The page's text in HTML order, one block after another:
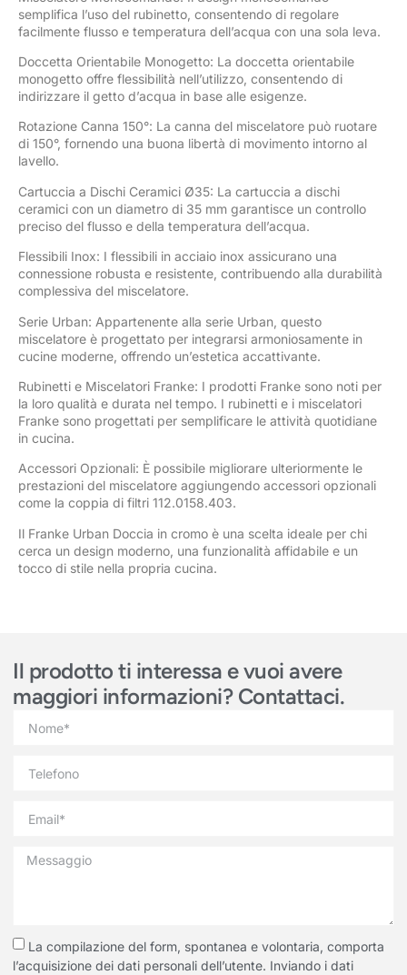
semplifica l’uso del rubinetto, consentendo di regolare
facilmente flusso e temperatura dell’acqua con una sola leva.
Doccetta Orientabile Monogetto: La doccetta orientabile
monogetto offre flessibilità nell’utilizzo, consentendo di
indirizzare il getto d’acqua in base alle esigenze.
Rotazione Canna 150°: La canna del miscelatore può ruotare
di 150°, fornendo una buona libertà di movimento intorno al
lavello.
Cartuccia a Dischi Ceramici Ø35: La cartuccia a dischi
ceramici con un diametro di 35 mm garantisce un controllo
preciso del flusso e della temperatura dell’acqua.
Flessibili Inox: I flessibili in acciaio inox assicurano una
connessione robusta e resistente, contribuendo alla durabilità
complessiva del miscelatore.
Serie Urban: Appartenente alla serie Urban, questo
miscelatore è progettato per integrarsi armoniosamente in
cucine moderne, offrendo un’estetica accattivante.
Rubinetti e Miscelatori Franke: I prodotti Franke sono noti per
la loro qualità e durata nel tempo. I rubinetti e i miscelatori
Franke sono progettati per semplificare le attività quotidiane
in cucina.
Accessori Opzionali: È possibile migliorare ulteriormente le
prestazioni del miscelatore aggiungendo accessori opzionali
come la coppia di filtri 112.0158.403.
Il Franke Urban Doccia in cromo è una scelta ideale per chi
cerca un design moderno, una funzionalità affidabile e un
tocco di stile nella propria cucina.
Il prodotto ti interessa e vuoi avere
maggiori informazioni? Contattaci.
La compilazione del form, spontanea e volontaria, comporta
l’acquisizione dei dati personali dell’utente. Inviando i dati